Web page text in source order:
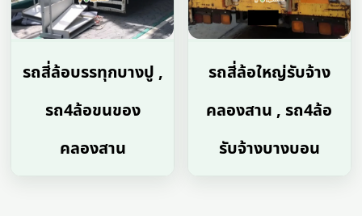
รถสี่ล้อบรรทุกบางปู ,
รถ4ล้อขนของ
คลองสาน
รถสี่ล้อใหญ่รับจ้าง
คลองสาน , รถ4ล้อ
รับจ้างบางบอน